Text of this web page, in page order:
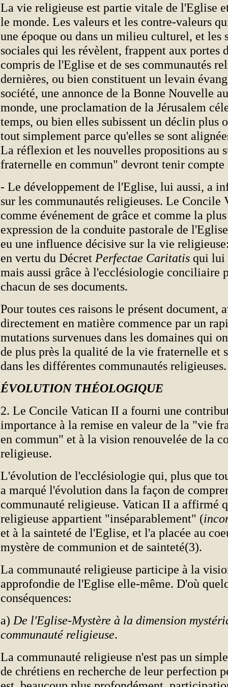
La vie religieuse est partie vitale de l'Eglise
le monde. Les valeurs et les contre-valeurs
une époque ou dans un milieu culturel, et les
sociales qui les révèlent, frappent aux portes
compris de l'Eglise et de ses communautés
dernières, ou bien constituent un levain
société, une annonce de la Bonne Nouvelle
monde, une proclamation de la Jérusalem
temps, ou bien elles subissent un déclin plus
tout simplement parce qu'elles se sont
La réflexion et les nouvelles propositions au
fraternelle en commun" devront tenir compte
- Le développement de l'Eglise, lui aussi, a
sur les communautés religieuses. Le Concile
comme événement de grâce et comme la
expression de la conduite pastorale de
eu une influence décisive sur la vie
en vertu du Décret Perfectae Caritatis qui lui
mais aussi grâce à l'ecclésiologie conciliaire
chacun de ses documents.
Pour toutes ces raisons le présent document,
directement en matière commence par un
mutations survenues dans les domaines qui
de plus près la qualité de la vie fraternelle et
dans les différentes communautés religieuses.
ÉVOLUTION THÉOLOGIQUE
2. Le Concile Vatican II a fourni une
importance à la remise en valeur de la "vie
en commun" et à la vision renouvelée de la
religieuse.
L'évolution de l'ecclésiologie qui, plus que
a marqué l'évolution dans la façon de
communauté religieuse. Vatican II a affirmé
religieuse appartient "inséparablement" (
et à la sainteté de l'Eglise, et l'a placée au
mystère de communion et de sainteté(3).
La communauté religieuse participe à la
approfondie de l'Eglise elle-même. D'où
conséquences:
a) De l'Eglise-Mystère à la dimension
communauté religieuse.
La communauté religieuse n'est pas un
de chrétiens en recherche de leur perfection